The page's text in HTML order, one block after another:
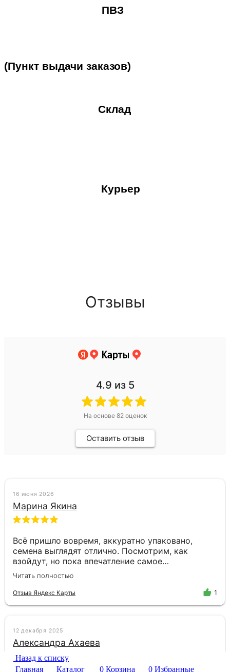
ПВЗ
(Пункт выдачи заказов)
Склад
Курьер
Назад к списку
Главная
Каталог 0 Корзина 0 Избранные